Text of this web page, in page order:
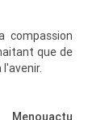
compassion
que de